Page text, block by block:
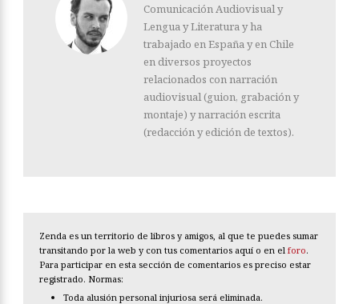
Comunicación Audiovisual y
Lengua y Literatura y ha
trabajado en España y en Chile
en diversos proyectos
relacionados con narración
audiovisual (guion, grabación y
montaje) y narración escrita
(redacción y edición de textos).
Zenda es un territorio de libros y amigos, al que te puedes sumar
transitando por la web y con tus comentarios aquí o en el foro.
Para participar en esta sección de comentarios es preciso estar
registrado. Normas:
Toda alusión personal injuriosa será eliminada.